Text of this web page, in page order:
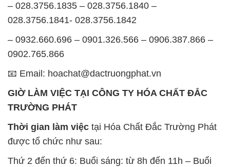
– 028.3756.1835 – 028.3756.1840 –
028.3756.1841- 028.3756.1842
– 0932.660.696 – 0901.326.566 – 0906.387.866 –
0902.765.866
📧 Email: hoachat@dactruongphat.vn
GIỜ LÀM VIỆC TẠI CÔNG TY HÓA CHẤT ĐẮC
TRƯỜNG PHÁT
Thời gian làm việc tại Hóa Chất Đắc Trường Phát
được tổ chức như sau:
Thứ 2 đến thứ 6: Buổi sáng: từ 8h đến 11h – Buổi